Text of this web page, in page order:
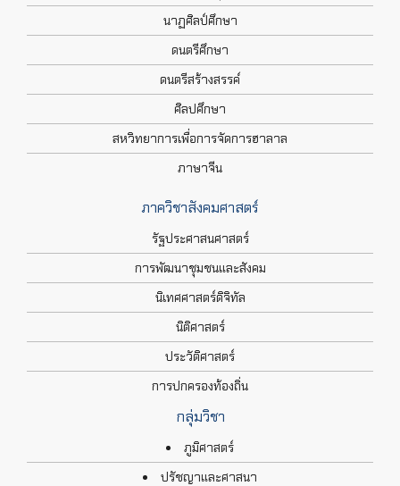
นาฏศิลป์ศึกษา
ดนตรีศึกษา
ดนตรีสร้างสรรค์
ศิลปศึกษา
สหวิทยาการเพื่อการจัดการฮาลาล
ภาษาจีน
ภาควิชาสังคมศาสตร์
รัฐประศาสนศาสตร์
การพัฒนาชุมชนและสังคม
นิเทศศาสตร์ดิจิทัล
นิติศาสตร์
ประวัติศาสตร์
การปกครองท้องถิ่น
กลุ่มวิชา
ภูมิศาสตร์
ปรัชญาและศาสนา